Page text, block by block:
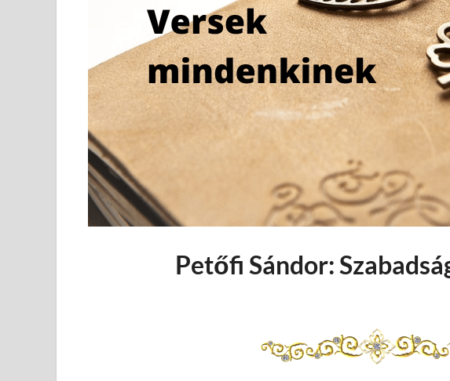
Petőfi Sándor: